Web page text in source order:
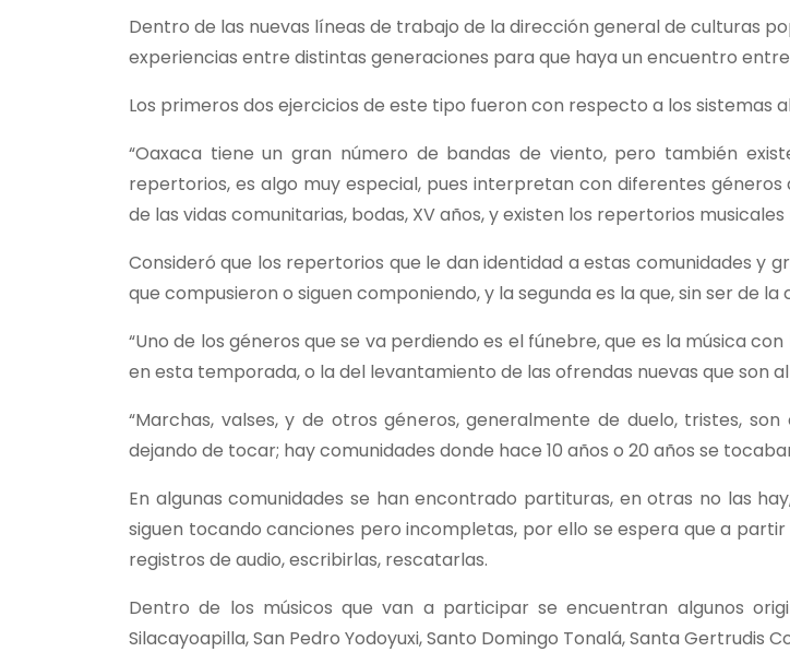
Dentro de las nuevas líneas de trabajo de la dirección general de culturas
experiencias entre distintas generaciones para que haya un encuentro
Los primeros dos ejercicios de este tipo fueron con respecto a los
“Oaxaca tiene un gran número de bandas de viento, pero también
repertorios, es algo muy especial, pues interpretan con diferentes
de las vidas comunitarias, bodas, XV años, y existen los repertorios
Consideró que los repertorios que le dan identidad a estas comunidades y
que compusieron o siguen componiendo, y la segunda es la que, sin ser de
“Uno de los géneros que se va perdiendo es el fúnebre, que es la música
en esta temporada, o la del levantamiento de las ofrendas nuevas que son
“Marchas, valses, y de otros géneros, generalmente de duelo, tristes,
dejando de tocar; hay comunidades donde hace 10 años o 20 años se
En algunas comunidades se han encontrado partituras, en otras no las
siguen tocando canciones pero incompletas, por ello se espera que a
registros de audio, escribirlas, rescatarlas.
Dentro de los músicos que van a participar se encuentran algunos
Silacayoapilla, San Pedro Yodoyuxi, Santo Domingo Tonalá, Santa Gertrudis